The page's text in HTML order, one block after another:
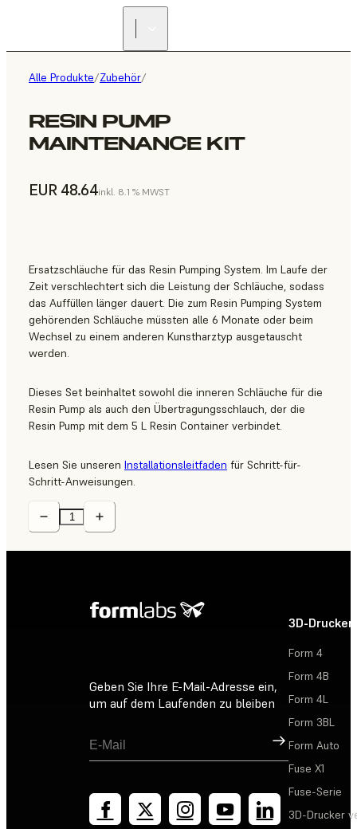
Alle Produkte/Zubehör/
RESIN PUMP
MAINTENANCE KIT
EUR 48.64inkl. 8.1 % MWST
Ersatzschläuche für das Resin Pumping System. Im Laufe der
Zeit verschlechtert sich die Leistung der Schläuche, sodass
das Auffüllen länger dauert. Die zum Resin Pumping System
gehörenden Schläuche müssten alle 6 Monate oder beim
Wechsel zu einem anderen Kunstharztyp ausgetauscht
werden.
Dieses Set beinhaltet sowohl die inneren Schläuche für die
Resin Pump als auch den Übertragungsschlauch, der die
Resin Pump mit dem 5 L Resin Container verbindet.
Lesen Sie unseren Installationsleitfaden für Schritt-für-
Schritt-Anweisungen.
Geben Sie Ihre E-Mail-Adresse ein,
um auf dem Laufenden zu bleiben
Registrieren
3D-Drucker
Form 4
Form 4B
Form 4L
Form 3BL
Form Auto
Fuse X1
Fuse-Serie
3D-Drucker